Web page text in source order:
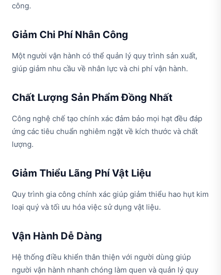
công.
Giảm Chi Phí Nhân Công
Một người vận hành có thể quản lý quy trình sản xuất,
giúp giảm nhu cầu về nhân lực và chi phí vận hành.
Chất Lượng Sản Phẩm Đồng Nhất
Công nghệ chế tạo chính xác đảm bảo mọi hạt đều đáp
ứng các tiêu chuẩn nghiêm ngặt về kích thước và chất
lượng.
Giảm Thiểu Lãng Phí Vật Liệu
Quy trình gia công chính xác giúp giảm thiểu hao hụt kim
loại quý và tối ưu hóa việc sử dụng vật liệu.
Vận Hành Dễ Dàng
Hệ thống điều khiển thân thiện với người dùng giúp
người vận hành nhanh chóng làm quen và quản lý quy